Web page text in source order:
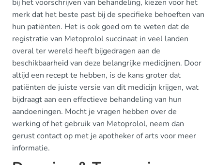
bij het voorschrijven van behandeling, kiezen voor het
merk dat het beste past bij de specifieke behoeften van
hun patiënten. Het is ook goed om te weten dat de
registratie van Metoprolol succinaat in veel landen
overal ter wereld heeft bijgedragen aan de
beschikbaarheid van deze belangrijke medicijnen. Door
altijd een recept te hebben, is de kans groter dat
patiënten de juiste versie van dit medicijn krijgen, wat
bijdraagt aan een effectieve behandeling van hun
aandoeningen. Mocht je vragen hebben over de
werking of het gebruik van Metoprolol, neem dan
gerust contact op met je apotheker of arts voor meer
informatie.